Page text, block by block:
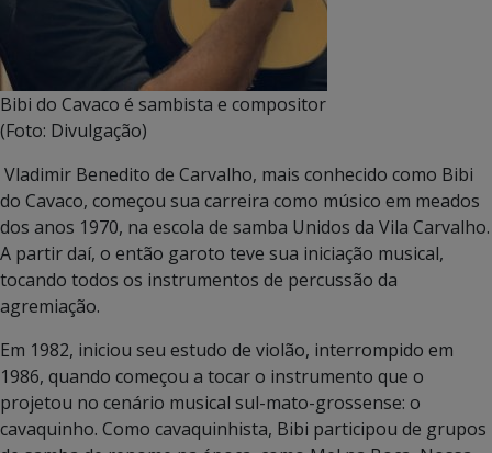
Bibi do Cavaco é sambista e compositor
(Foto: Divulgação)
Vladimir Benedito de Carvalho, mais conhecido como Bibi
do Cavaco, começou sua carreira como músico em meados
dos anos 1970, na escola de samba Unidos da Vila Carvalho.
A partir daí, o então garoto teve sua iniciação musical,
tocando todos os instrumentos de percussão da
agremiação.
Em 1982, iniciou seu estudo de violão, interrompido em
1986, quando começou a tocar o instrumento que o
projetou no cenário musical sul-mato-grossense: o
cavaquinho. Como cavaquinhista, Bibi participou de grupos